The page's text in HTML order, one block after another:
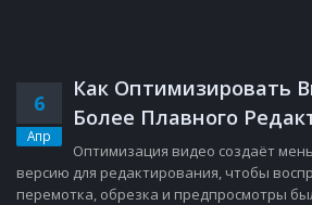
6
Апр
Как Оптимизировать
Более Плавного
Оптимизация видео создаёт
версию для редактирования, чтобы
перемотка, обрезка и предпросмотры